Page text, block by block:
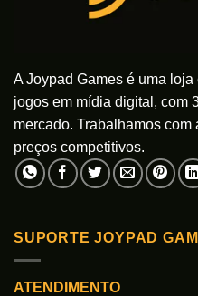
A Joypad Games é uma
jogos em mídia digital, com
mercado. Trabalhamos
preços competitivos.
SUPORTE JOYPAD
ATENDIMENTO